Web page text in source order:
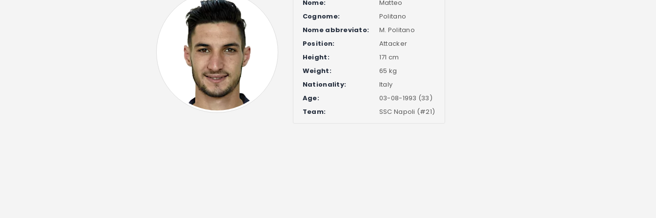
Nome:
Matteo
Cognome:
Politano
Nome abbreviato:
M. Politano
Position:
Attacker
Height:
171 cm
Weight:
65 kg
Nationality:
Italy
Age:
03-08-1993 (33)
Team:
SSC Napoli (#21)